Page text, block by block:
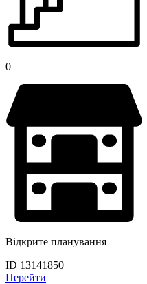
0
Відкрите планування
ID 13141850
Перейти